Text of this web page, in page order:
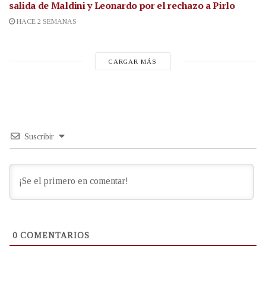
salida de Maldini y Leonardo por el rechazo a Pirlo
HACE 2 SEMANAS
CARGAR MÁS
Suscribir
0 COMENTARIOS